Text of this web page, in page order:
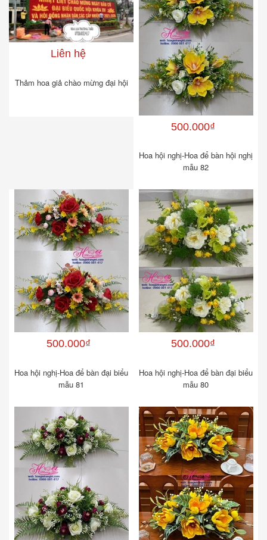
Liên hệ
Thảm hoa giả chào mừng đại hội
500.000₫
Hoa hội nghị-Hoa để bàn hội nghị
mẫu 82
500.000₫
Hoa hội nghị-Hoa để bàn đại biểu
mẫu 81
500.000₫
Hoa hội nghị-Hoa để bàn đại biểu
mẫu 80